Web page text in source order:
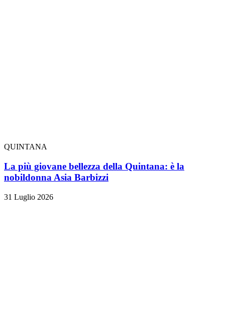
QUINTANA
La più giovane bellezza della Quintana: è la
nobildonna Asia Barbizzi
31 Luglio 2026